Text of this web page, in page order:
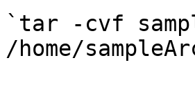
`tar -cvf
/home/